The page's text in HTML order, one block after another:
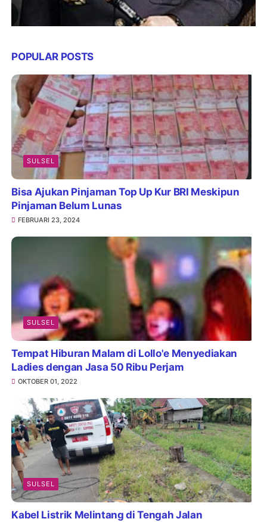
POPULAR POSTS
SULSEL
Bisa Ajukan Pinjaman Top Up Kur BRI Meskipun
Pinjaman Belum Lunas
FEBRUARI 23, 2024
SULSEL
Tempat Hiburan Malam di Lollo'e Menyediakan
Ladies dengan Jasa 50 Ribu Perjam
OKTOBER 01, 2022
SULSEL
Kabel Listrik Melintang di Tengah Jalan